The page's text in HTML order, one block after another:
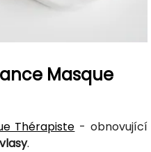
Masque
Thérapiste - obnovující
.